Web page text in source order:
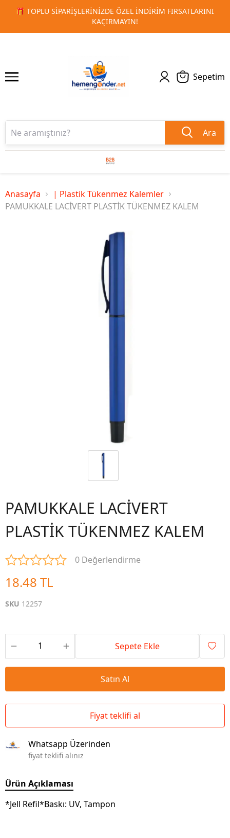
🚀 KURUMSAL PROMOSYON VE MATBAA
1 2
Sepetim
Ara
Anasayfa
| Plastik Tükenmez Kalemler
PAMUKKALE LACİVERT PLASTİK TÜKENMEZ KALEM
PAMUKKALE LACİVERT
PLASTİK TÜKENMEZ KALEM
0 Değerlendirme
18.48 TL
SKU 12257
Sepete Ekle
Satın Al
Fiyat teklifi al
Whatsapp Üzerinden
fiyat teklifi alınız
Ürün Açıklaması
*Jell Refil*Baskı: UV, Tampon